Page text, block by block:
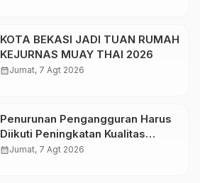
KOTA BEKASI JADI TUAN RUMAH
KEJURNAS MUAY THAI 2026
calendar_monthJumat, 7 Agt 2026
Penurunan Pengangguran Harus
Diikuti Peningkatan Kualitas
Lapangan Kerja
calendar_monthJumat, 7 Agt 2026